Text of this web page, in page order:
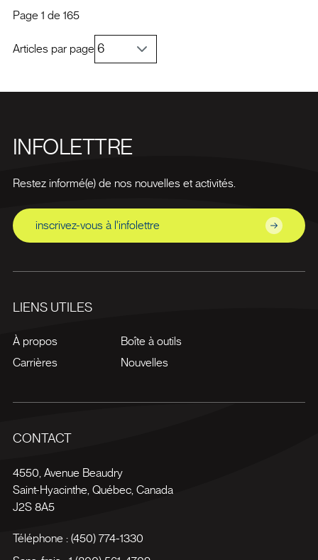
Page 1 de 165
Articles par page
INFOLETTRE
Restez informé(e) de nos nouvelles et activités.
inscrivez-vous à l'infolettre
LIENS UTILES
À propos
Carrières
Boîte à outils
Nouvelles
CONTACT
4550, Avenue Beaudry
Saint-Hyacinthe Québec, Canada
J2S 8A5
Téléphone : (450) 774-1330